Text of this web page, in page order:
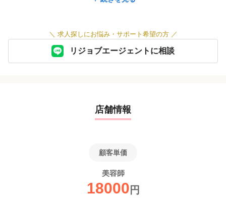
る業界を変えたい』
という強い想いがあるからです。
ナー】としてお迎えします。
「早くデビューしたい」「じっくり確実に技術を学びたい」な
ど、成長のペースは人それぞれです。型にはめたカリキュラムを
＼ 求人探しにお悩み・サポート希望の方 ／
リジョブエージェントに相談
店舗情報
顧客単価
美容師
18000 円